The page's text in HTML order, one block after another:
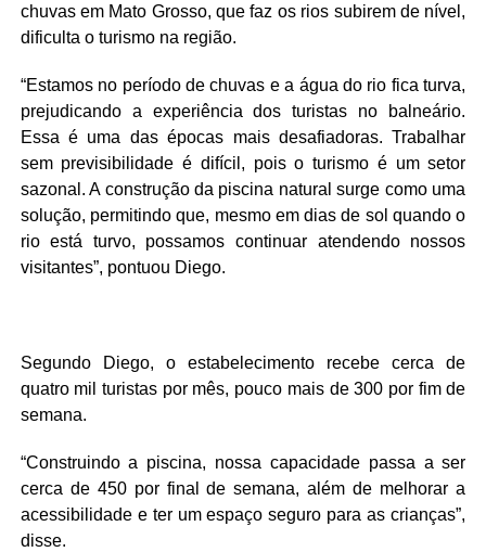
chuvas em Mato Grosso, que faz os rios subirem de nível,
dificulta o turismo na região.
“Estamos no período de chuvas e a água do rio fica turva,
prejudicando a experiência dos turistas no balneário.
Essa é uma das épocas mais desafiadoras. Trabalhar
sem previsibilidade é difícil, pois o turismo é um setor
sazonal. A construção da piscina natural surge como uma
solução, permitindo que, mesmo em dias de sol quando o
rio está turvo, possamos continuar atendendo nossos
visitantes”, pontuou Diego.
Segundo Diego, o estabelecimento recebe cerca de
quatro mil turistas por mês, pouco mais de 300 por fim de
semana.
“Construindo a piscina, nossa capacidade passa a ser
cerca de 450 por final de semana, além de melhorar a
acessibilidade e ter um espaço seguro para as crianças”,
disse.